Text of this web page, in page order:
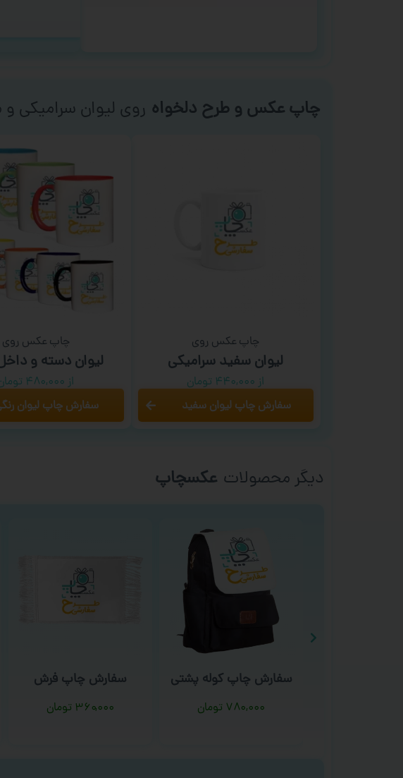
چاپ عکس و طرح دلخواه روی لیوان سرامیکی
چاپ عکس روی
لیوان سفید سرامیکی
از ۴۴۰,۰۰۰ تومان
سفارش چاپ لیوان سفید
چاپ عکس روی
لیوان دسته و
از ۴۸۰,۰۰۰ تومان
سفارش چاپ لیوان
دیگر محصولات عکسچاپ
سفارش چاپ فرش
۳۶۰,۰۰۰ تومان
سفارش چاپ کیف دوشی
پسرانه و دخترانه